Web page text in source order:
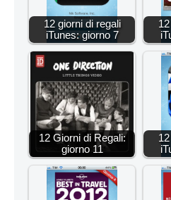
12 giorni di regali
iTunes: giorno 7
12 Giorni di Regali:
giorno 11